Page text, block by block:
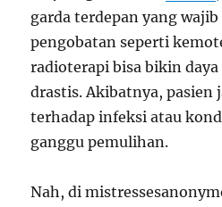
garda terdepan yang
pengobatan seperti
radioterapi bisa bikin
drastis. Akibatnya, pasien
terhadap infeksi atau
ganggu pemulihan.
Nah, di